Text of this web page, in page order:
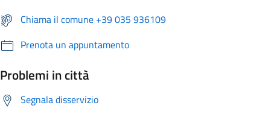
Chiama il comune +39 035 936109
Prenota un appuntamento
Problemi in città
Segnala disservizio